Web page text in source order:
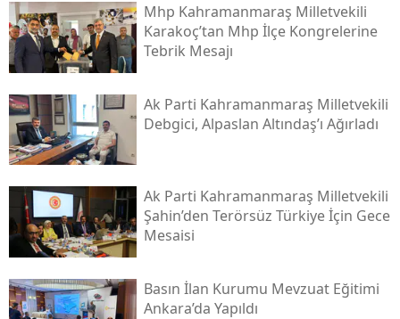
Mhp Kahramanmaraş Milletvekili
Karakoç’tan Mhp İlçe Kongrelerine
Tebrik Mesajı
Ak Parti Kahramanmaraş Milletvekili
Debgici, Alpaslan Altındaş’ı Ağırladı
Ak Parti Kahramanmaraş Milletvekili
Şahin’den Terörsüz Türkiye İçin Gece
Mesaisi
Basın İlan Kurumu Mevzuat Eğitimi
Ankara’da Yapıldı